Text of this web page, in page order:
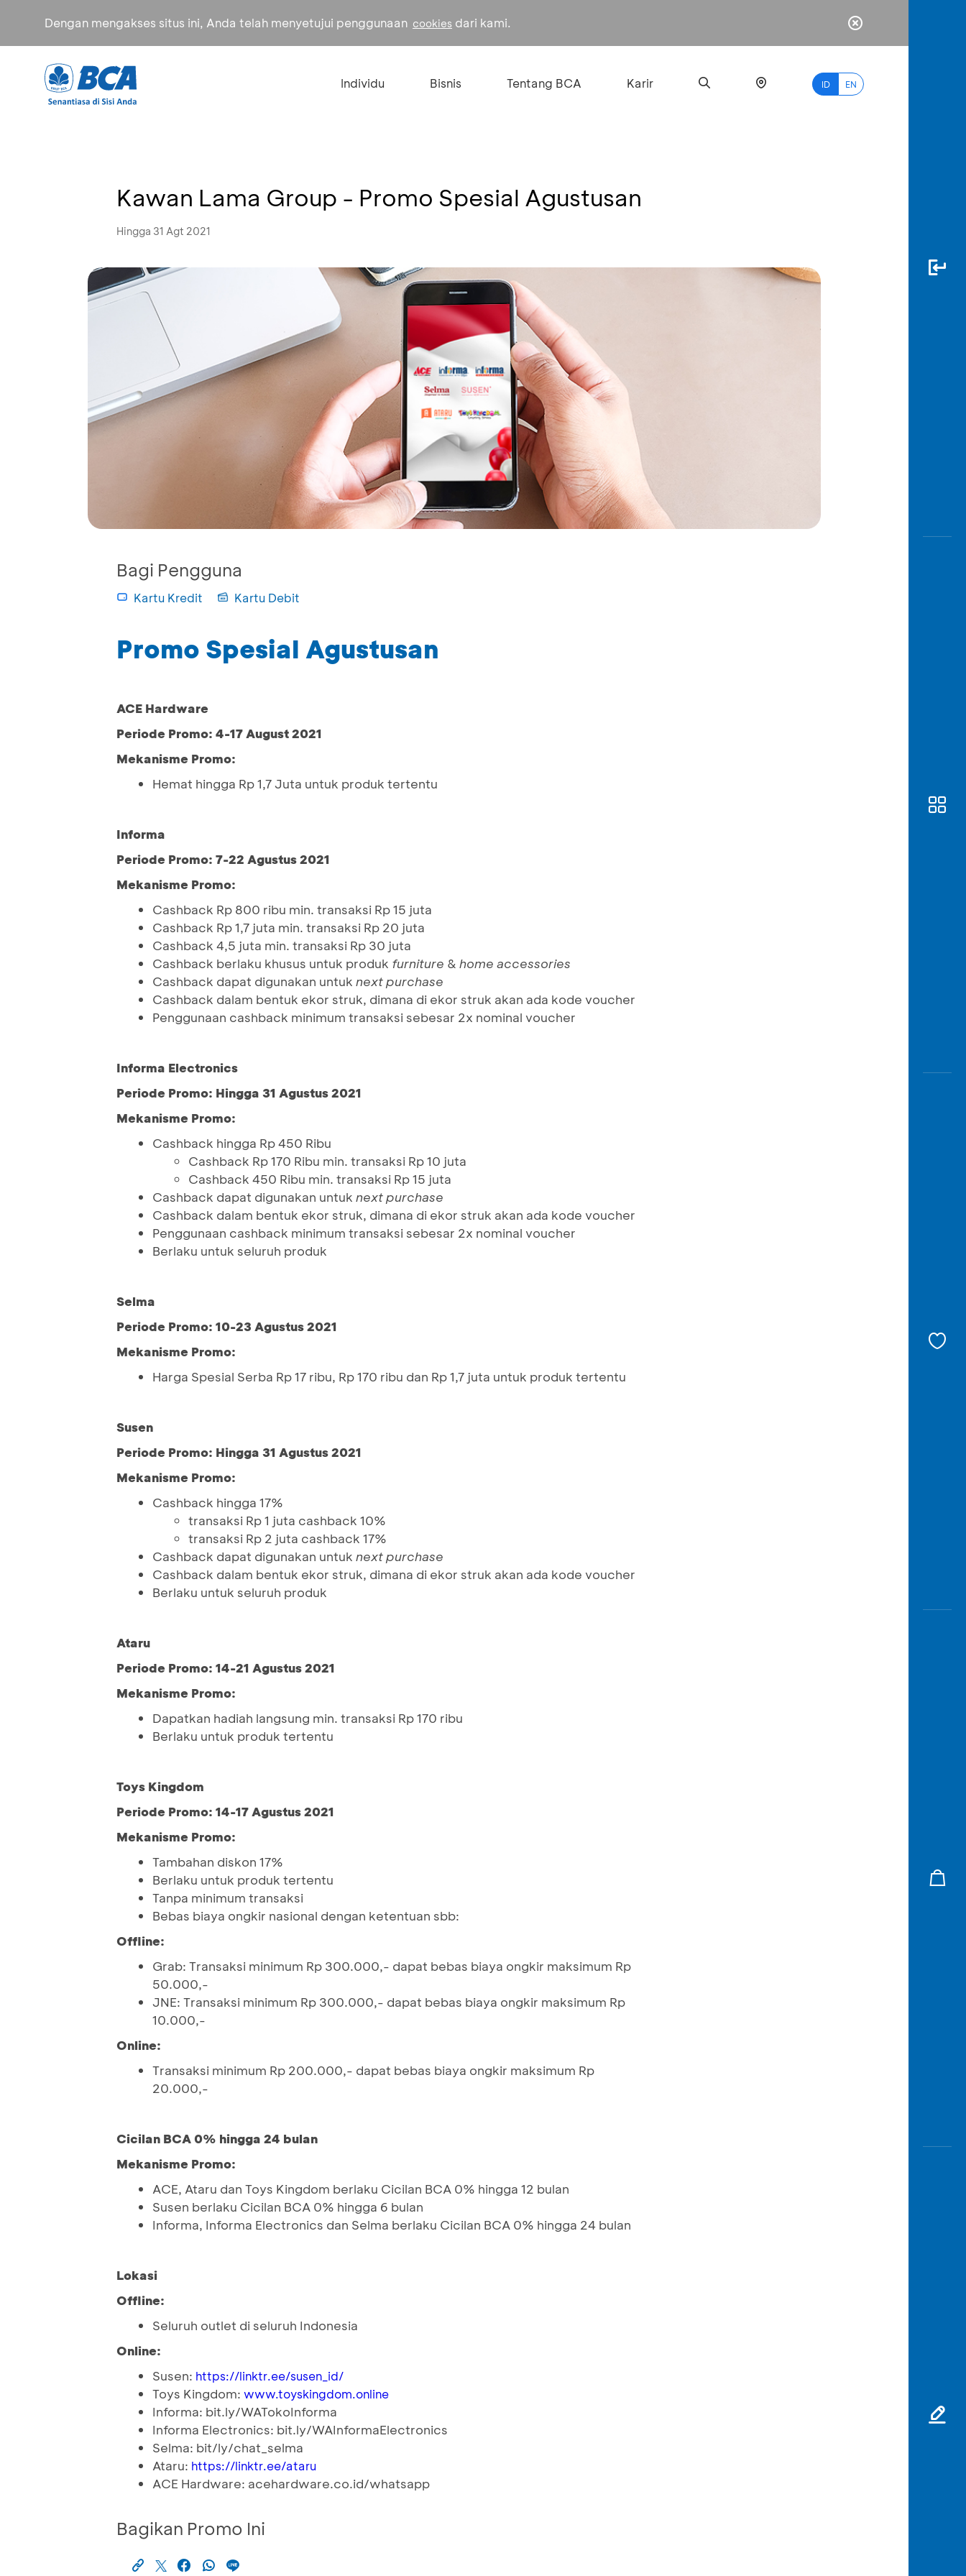
Dengan mengakses situs ini, Anda telah menyetujui penggunaan cookies dari kami.
Individu Bisnis Tentang BCA Karir ID EN
myBCA
Kawan Lama Group - Promo Spesial Agustusan
Hingga 31 Agt 2021
Bagi Pengguna
Kartu Kredit Kartu Debit
Promo Spesial Agustusan
ACE Hardware
Periode Promo: 4-17 August 2021
Mekanisme Promo:
Hemat hingga Rp 1,7 Juta untuk produk tertentu
Informa
Periode Promo: 7-22 Agustus 2021
Mekanisme Promo:
Cashback Rp 800 ribu min. transaksi Rp 15 juta
Cashback Rp 1,7 juta min. transaksi Rp 20 juta
Cashback 4,5 juta min. transaksi Rp 30 juta
Cashback berlaku khusus untuk produk furniture & home accessories
Cashback dapat digunakan untuk next purchase
Cashback dalam bentuk ekor struk, dimana di ekor struk akan ada kode voucher
Penggunaan cashback minimum transaksi sebesar 2x nominal voucher
Informa Electronics
Periode Promo: Hingga 31 Agustus 2021
Mekanisme Promo:
Cashback hingga Rp 450 Ribu
Cashback Rp 170 Ribu min. transaksi Rp 10 juta
Cashback 450 Ribu min. transaksi Rp 15 juta
Cashback dapat digunakan untuk next purchase
Cashback dalam bentuk ekor struk, dimana di ekor struk akan ada kode voucher
Penggunaan cashback minimum transaksi sebesar 2x nominal voucher
Berlaku untuk seluruh produk
Selma
Periode Promo: 10-23 Agustus 2021
Mekanisme Promo:
Harga Spesial Serba Rp 17 ribu, Rp 170 ribu dan Rp 1,7 juta untuk produk tertentu
Susen
Periode Promo: Hingga 31 Agustus 2021
Mekanisme Promo:
Cashback hingga 17%
transaksi Rp 1 juta cashback 10%
transaksi Rp 2 juta cashback 17%
Cashback dapat digunakan untuk next purchase
Cashback dalam bentuk ekor struk, dimana di ekor struk akan ada kode voucher
Berlaku untuk seluruh produk
Ataru
Periode Promo: 14-21 Agustus 2021
Mekanisme Promo:
Dapatkan hadiah langsung min. transaksi Rp 170 ribu
Berlaku untuk produk tertentu
Toys Kingdom
Periode Promo: 14-17 Agustus 2021
Mekanisme Promo:
Tambahan diskon 17%
Berlaku untuk produk tertentu
Tanpa minimum transaksi
Bebas biaya ongkir nasional dengan ketentuan sbb:
Offline:
Grab: Transaksi minimum Rp 300.000,- dapat bebas biaya ongkir maksimum Rp
50.000,-
JNE: Transaksi minimum Rp 300.000,- dapat bebas biaya ongkir maksimum Rp
10.000,-
Online:
Transaksi minimum Rp 200.000,- dapat bebas biaya ongkir maksimum Rp
20.000,-
Cicilan BCA 0% hingga 24 bulan
Mekanisme Promo:
ACE, Ataru dan Toys Kingdom berlaku Cicilan BCA 0% hingga 12 bulan
Susen berlaku Cicilan BCA 0% hingga 6 bulan
Informa, Informa Electronics dan Selma berlaku Cicilan BCA 0% hingga 24 bulan
Lokasi
Offline:
Seluruh outlet di seluruh Indonesia
Online:
Susen: https://linktr.ee/susen_id/
Toys Kingdom: www.toyskingdom.online
Informa: bit.ly/WATokoInforma
Informa Electronics: bit.ly/WAInformaElectronics
Selma: bit/ly/chat_selma
Ataru: https://linktr.ee/ataru
ACE Hardware: acehardware.co.id/whatsapp
Bagikan Promo Ini